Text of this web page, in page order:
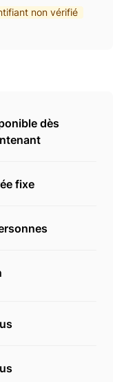
non vérifié
dès
fixe